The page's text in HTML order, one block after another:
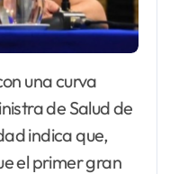
de Salud de
indica que,
el primer gran